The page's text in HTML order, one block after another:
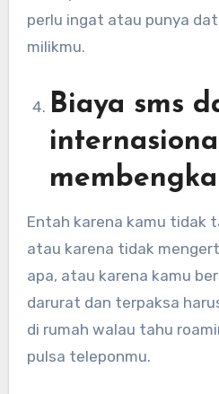
perlu ingat atau punya
milikmu.
Biaya sms
Entah karena kamu tidak
atau karena tidak
apa, atau karena kamu
darurat dan terpaksa
di rumah walau tahu
pulsa teleponmu.